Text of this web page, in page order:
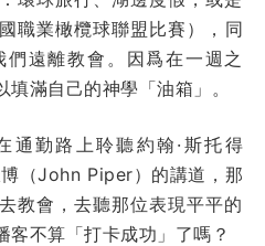
職業橄欖球聯盟比賽），同
遠離教會。因爲在一週之
滿自己的神學「油箱」。
通勤路上聆聽約翰·斯托得
（John Piper）的講道，那
教會，去聽那位表現平平的
客不算「打卡成功」了嗎？